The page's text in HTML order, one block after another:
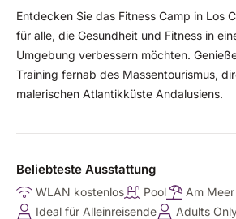
Entdecken Sie das Fitness Camp in Los
für alle, die Gesundheit und Fitness in
Umgebung verbessern möchten.
Training fernab des Massentourismus,
malerischen Atlantikküste Andalusiens.
Beliebteste Ausstattung
WLAN kostenlos Pool
Am Meer
Ideal für Alleinreisende
Adults